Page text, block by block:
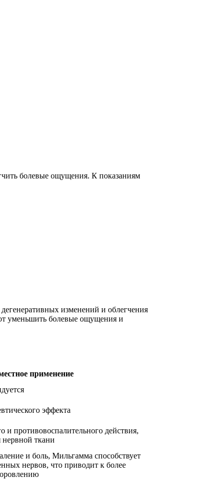
болевые ощущения. К показаниям
изменений и облегчения
уменьшить болевые ощущения и
применение
эффекта
и противовоспалительного действия,
нервной ткани
и боль, Мильгамма способствует
нервов, что приводит к более